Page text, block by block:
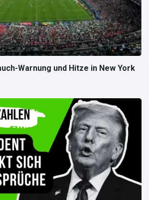
Warnung und Hitze in New York